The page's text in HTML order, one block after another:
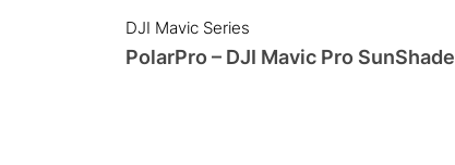
DJI Mavic Series
PolarPro – DJI Mavic Pro SunShade